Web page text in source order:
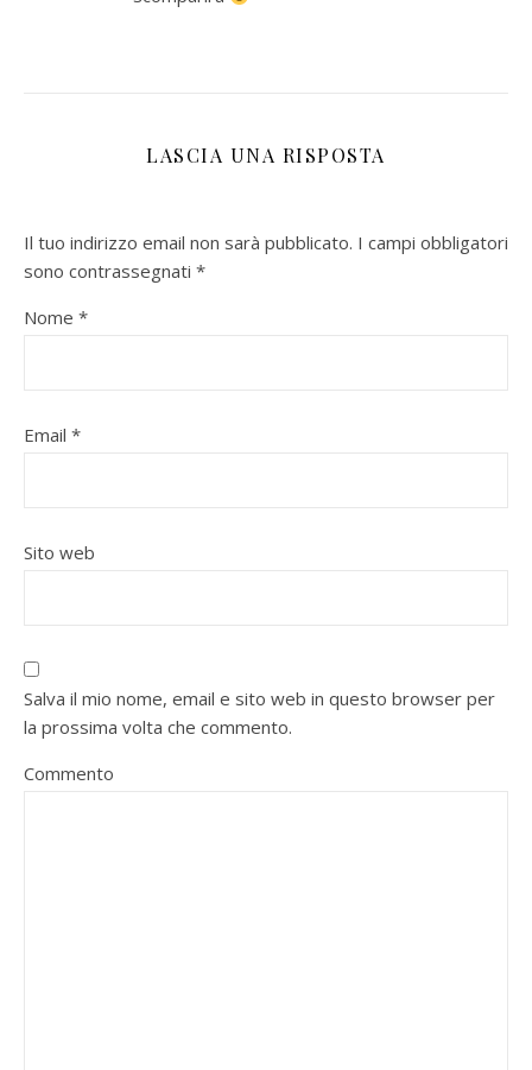
LASCIA UNA RISPOSTA
Il tuo indirizzo email non sarà pubblicato. I campi obbligatori
sono contrassegnati *
Nome *
Email *
Sito web
Salva il mio nome, email e sito web in questo browser per
la prossima volta che commento.
Commento